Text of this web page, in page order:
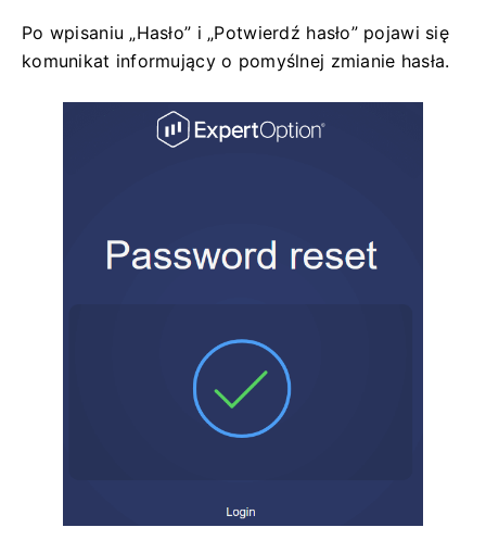
Po wpisaniu „Hasło” i „Potwierdź hasło” pojawi się
komunikat informujący o pomyślnej zmianie hasła.